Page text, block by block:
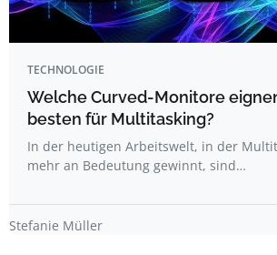
TECHNOLOGIE
Welche Curved-Monitore
besten für Multitasking?
In der heutigen Arbeitswelt, in der
mehr an Bedeutung gewinnt, sind…
Stefanie Müller